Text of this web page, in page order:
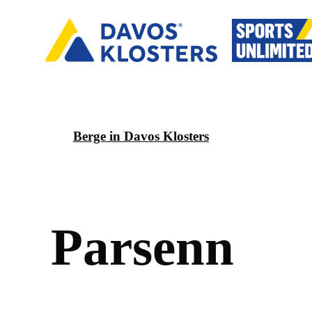
Berge in Davos Klosters
Parsenn